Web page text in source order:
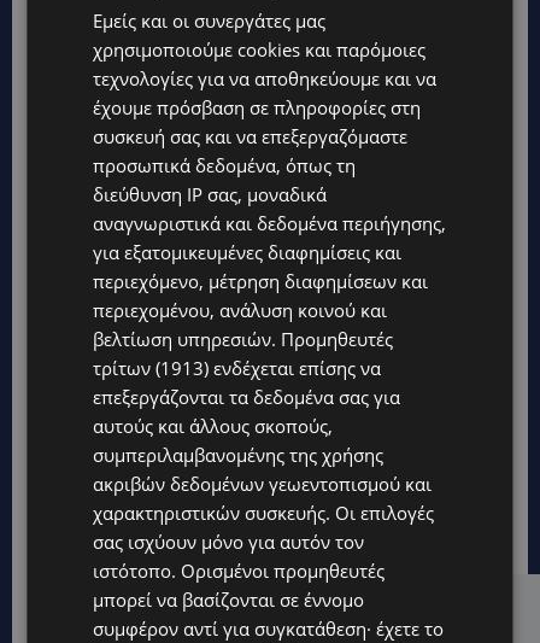
Hot this week
Εμείς και οι συνεργάτες μας
χρησιμοποιούμε cookies και παρόμοιες
τεχνολογίες για να αποθηκεύουμε και να
έχουμε πρόσβαση σε πληροφορίες στη
συσκευή σας και να επεξεργαζόμαστε
προσωπικά δεδομένα, όπως τη
διεύθυνση IP σας, μοναδικά
αναγνωριστικά και δεδομένα περιήγησης,
για εξατομικευμένες διαφημίσεις και
περιεχόμενο, μέτρηση διαφημίσεων και
περιεχομένου, ανάλυση κοινού και
βελτίωση υπηρεσιών. Προμηθευτές
τρίτων (1913) ενδέχεται επίσης να
επεξεργάζονται τα δεδομένα σας για
αυτούς και άλλους σκοπούς,
συμπεριλαμβανομένης της χρήσης
ακριβών δεδομένων γεωεντοπισμού και
χαρακτηριστικών συσκευής. Οι επιλογές
σας ισχύουν μόνο για αυτόν τον
ιστότοπο. Ορισμένοι προμηθευτές
μπορεί να βασίζονται σε έννομο
συμφέρον αντί για συγκατάθεση· έχετε το